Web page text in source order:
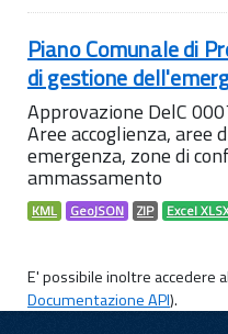
Piano Comunale di
di gestione
Approvazione DelC
Aree accoglienza, aree
emergenza, zone di
ammassamento
KML GeoJSON ZIP Excel
E' possibile inoltre accedere
Documentazione API).